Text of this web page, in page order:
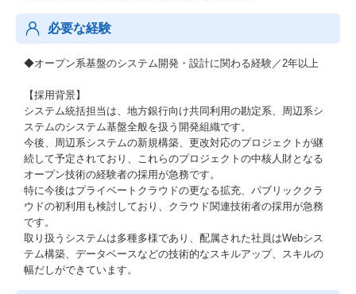
必要な経験
◆オープン系基盤のシステム開発・設計に関わる経験／2年以上
【採用背景】
システム統括担当は、地方銀行向け共同利用の勘定系、周辺系シ
ステムのシステム基盤全般を扱う開発組織です。
今後、周辺系システムの新規構築、更改対応のプロジェクトが継
続して予定されており、これらのプロジェクトの中核人財となる
オープン技術の経験者の採用が急務です。
特に今後はプライベートクラウドの更なる拡充、パブリッククラ
ウドの初利用も検討しており、クラウド関連技術者の採用が急務
です。
取り扱うシステムは多種多様であり、配属された社員はWebシス
テム構築、データベースなどの技術的なスキルアップ、スキルの
幅だしができています。